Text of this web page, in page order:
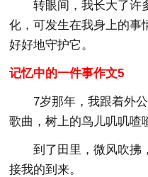
转眼间，我长大了许
化，可发生在我身上的事
好好地守护它。
记忆中的一件事作文5
7岁那年，我跟着外
歌曲，树上的鸟儿叽叽喳
到了田里，微风吹拂
接我的到来。